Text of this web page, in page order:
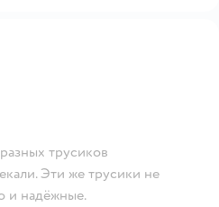
трусиков
Эти же трусики не
и надёжные.